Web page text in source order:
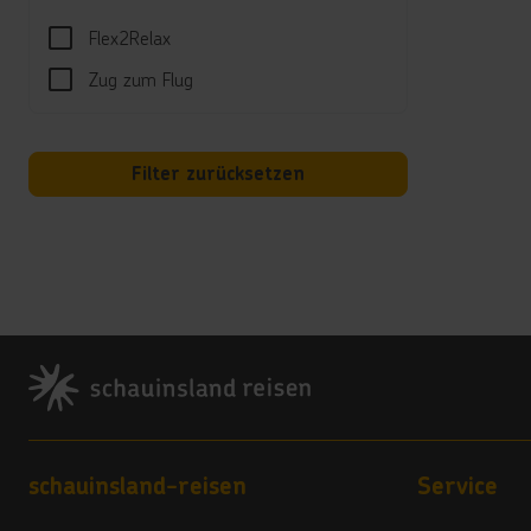
Flex2Relax
Zug zum Flug
Filter zurücksetzen
Footer
Footer navigation
schauinsland-reisen Service